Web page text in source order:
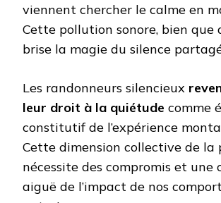
viennent chercher le calme en
Cette pollution sonore, bien que
brise la magie du silence
Les randonneurs silencieux
leur droit à la quiétude comme
constitutif de l’expérience
Cette dimension collective de la
nécessite des compromis et une
aiguë de l’impact de nos